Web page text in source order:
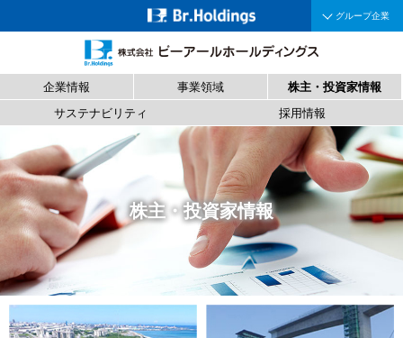
グループ企業
企業情報 事業領域
株主・投資家情報
サステナビリティ
採用情報
株主・投資家情報